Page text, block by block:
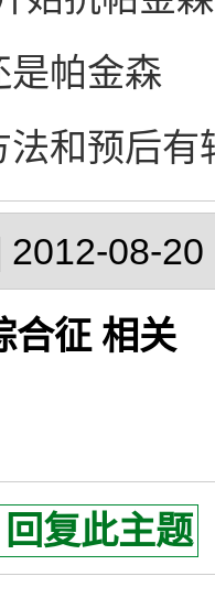
是帕金森
和预后有
08-20
合征 相关
回复此主题